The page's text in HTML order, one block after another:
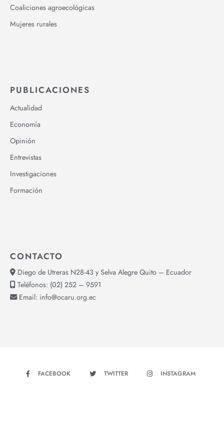
Coaliciones agroecológicas
Mujeres rurales
PUBLICACIONES
Actualidad
Economía
Opinión
Entrevistas
Investigaciones
Formación
CONTACTO
Diego de Utreras N28-43 y Selva Alegre Quito – Ecuador
Teléfonos: (02) 252 – 9591
Email: info@ocaru.org.ec
FACEBOOK TWITTER INSTAGRAM